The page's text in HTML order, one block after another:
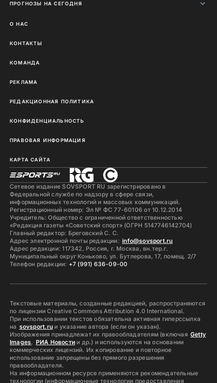
ПРОГНОЗЫ НА СЕГОДНЯ
О НАС
КОНТАКТЫ
КОМАНДА
РЕКЛАМА
РЕДАКЦИОННАЯ ПОЛИТИКА
КОНФИДЕНЦИАЛЬНОСТЬ
ПРАВОВАЯ ИНФОРМАЦИЯ
КАРТА САЙТА
Сетевое издание SOVSPORT RU зарегистрировано в
Федеральной службе по надзору в сфере связи,
информационных технологий и массовых коммуникаций.
Регистрационный номер: Эл № ФС 77-60106 от 10.12.2014
Учредитель: Общество с ограниченной ответственностью
«Редакция газеты «Советский спорт» (ОГРН 5147746142704)
Главный редактор: Бреговский С. С.
Адрес электронной почты редакции: info@sovsport.ru
Адрес редакции: 117342, Россия, г. Москва, вн.тер.г.
Муниципальный округ Коньково, ул. Бутлерова, 17, помещ. 2/7
Телефон редакции: +7 (991) 636-09-00
Текстовые материалы, созданные редакцией, распространяются
по лицензии Creative Commons Attribution 4.0 International.
При использовании текстов обязательна активная гиперссылка
на sovsport.ruи указание автора (если он указан).
Изображения принадлежат их правообладателям (включая Getty
Images, РИА Новости и др.) и используются на основании
коммерческих лицензий. Их копирование и повторное
использование запрещены без прямого разрешения
правообладателя.
На информационном ресурсе применяются рекомендательные
технологии (информационные технологии предоставления